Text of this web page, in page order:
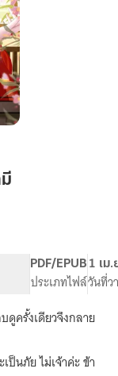
PDF/EPUB
ประเภทไฟล์
1 เม
วันที่ว
ดูครั้งเดียวจึงกลาย
ป็นภัย ไม่เจ้าค่ะ ข้า